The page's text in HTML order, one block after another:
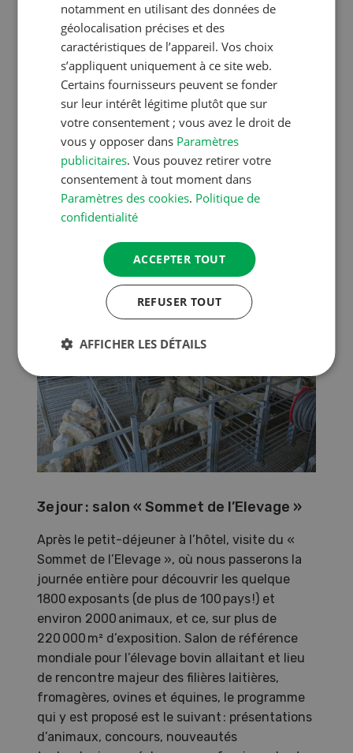
marché alliant tradition et modernité, qui est
aussi le plus grand du pays pour la race
charolaise (40 000 animaux par an !). Puis,
savoureuse collation en commun. L’après‑midi,
visite du domaine situé non loin de là
appartenant à la famille Guy Pegon, une
communauté d’exploitation qui compte
environ 900 bovins de race charolaise, dont
quelque 200 vaches allaitantes. Ensuite, cap
sur Clermont‑Ferrand. Installation dans les
chambres et souper commun à l’hôtel
3e jour : salon « Sommet de l’Elevage »
Après le petit-déjeuner à l’hôtel, visite du «
Sommet de l’Elevage », où nous passerons la
journée entière pour découvrir les quelque
1800 exposants (de plus de 100 pays !) et
environ 2000 animaux, et ce, sur plus de
220 000 m² d’exposition. Salon de référence
mondiale pour l’élevage bovin allaitant et lieu
de rencontre majeur des filières laitières,
fromagères, ovines et équines, le programme
qui y est proposé est le suivant : présentations
d’animaux, concours, nouveautés
notamment en utilisant des données de
géolocalisation précises et des
caractéristiques de l’appareil. Vos choix
s’appliquent uniquement à ce site web.
Certains fournisseurs peuvent se fonder
sur leur intérêt légitime plutôt que sur
votre consentement ; vous avez le droit de
vous y opposer dans Paramètres
publicitaires. Vous pouvez retirer votre
consentement à tout moment dans
Paramètres des cookies. Politique de
confidentialité
ACCEPTER TOUT
REFUSER TOUT
AFFICHER LES DÉTAILS